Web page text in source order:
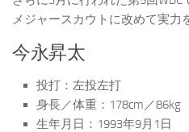
メジャースカウトに改めて実力
今永昇太
投打：左投左打
身長／体重：178cm／86kg
生年月日：1993年9月1日